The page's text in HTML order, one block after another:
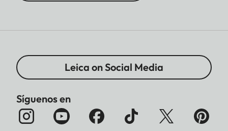
Leica on Social Media
Síguenos en